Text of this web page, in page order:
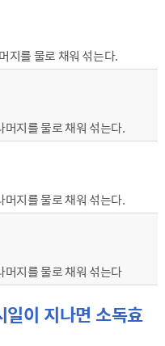
지를 물로 채워 섞는다.
지를 물로 채워 섞는다.
지를 물로 채워 섞는다.
지를 물로 채워 섞는다
이 지나면 소독효